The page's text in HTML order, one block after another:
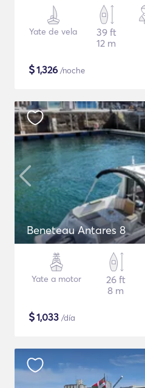
Yate de vela
39 ft
12 m
$1,326 /noche
Beneteau Antares 8
Yate a motor
26 ft
8 m
$1,033 /día